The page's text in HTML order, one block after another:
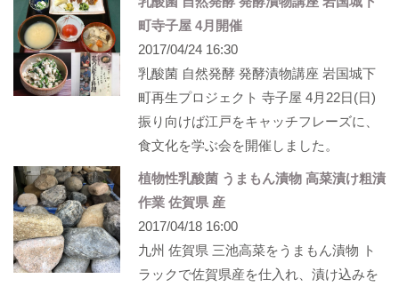
町寺子屋 4月開催​ ​
2017/04/24 16:30
乳酸菌 自然発酵 発酵漬物講座​ 岩国城下
町再生プロジェクト 寺子屋 4月22日(日)
振り向けば江戸をキャッチフレーズに、
食文化を学ぶ会を開催しました。
植物性乳酸菌 うまもん漬物 高菜漬け粗漬
作業 佐賀県 産
2017/04/18 16:00
九州 佐賀県 三池高菜をうまもん漬物 ト
ラックで佐賀県産を仕入れ、漬け込みを